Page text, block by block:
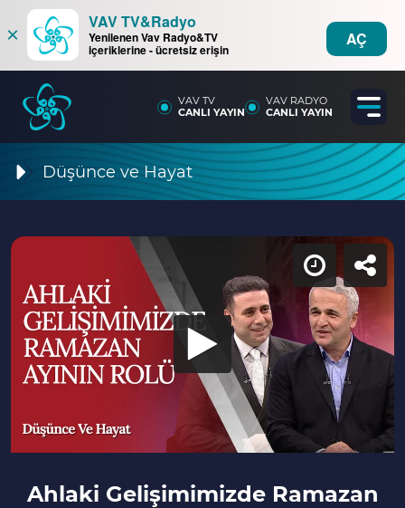
×
VAV TV&Radyo
Yenilenen Vav Radyo&TV
içeriklerine - ücretsiz erişin
AÇ
VAV TV
CANLI YAYIN
VAV RADYO
CANLI YAYIN
Düşünce ve Hayat
Ahlaki Gelişimimizde Ramazan